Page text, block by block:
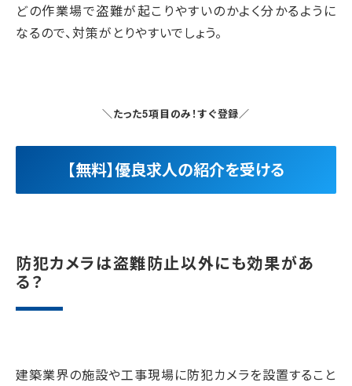
どの作業場で盗難が起こりやすいのかよく分かるように
なるので、対策がとりやすいでしょう。
＼たった5項目のみ！すぐ登録／
【無料】優良求人の紹介を受ける
防犯カメラは盗難防止以外にも効果があ
る？
建築業界の施設や工事現場に防犯カメラを設置すること